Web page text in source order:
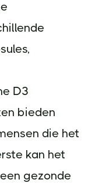
D3
bieden
die het
kan het
gezonde